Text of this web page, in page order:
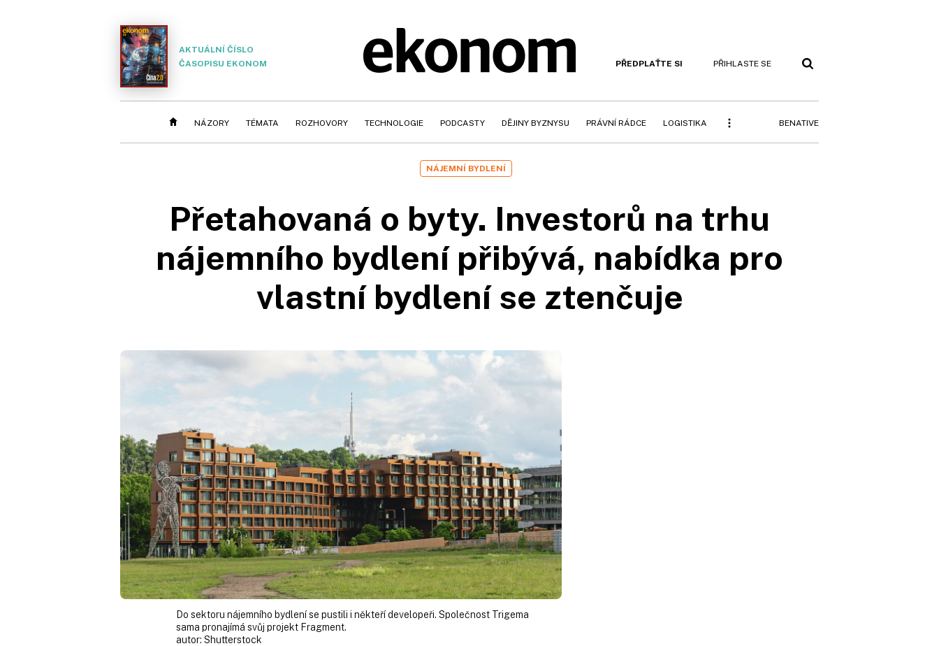
AKTUÁLNÍ ČÍSLO
ČASOPISU EKONOM
PŘEDPLAŤTE SI PŘIHLASTE SE
NÁZORY TÉMATA ROZHOVORY TECHNOLOGIE PODCASTY DĚJINY BYZNYSU PRÁVNÍ RÁDCE LOGISTIKA BENATIVE
NÁJEMNÍ BYDLENÍ
Přetahovaná o byty. Investorů na trhu
nájemního bydlení přibývá, nabídka pro
vlastní bydlení se ztenčuje
Do sektoru nájemního bydlení se pustili i někteří developeři. Společnost Trigema
sama pronajímá svůj projekt Fragment.
autor: Shutterstock